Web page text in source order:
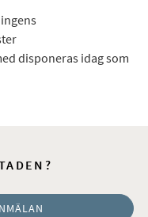
disponeras idag som